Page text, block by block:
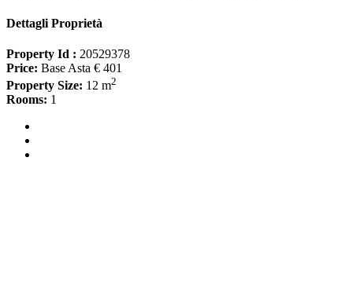
Dettagli Proprietà
Property Id : 20529378
Price: Base Asta € 401
Property Size: 12 m2
Rooms: 1